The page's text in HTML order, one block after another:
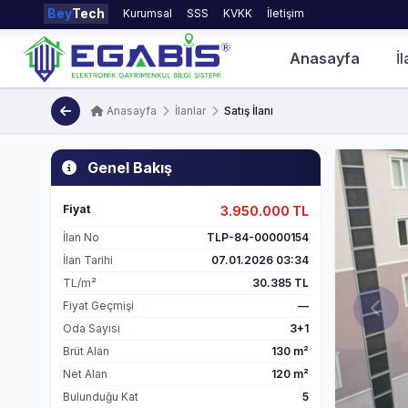
BeyTech Kurumsal SSS KVKK İletişim
Anasayfa
Anasayfa İlanlar Satış İlanı
Genel Bakış
Fiyat 3.950.000 TL
İlan No
TLP-84-00000154
İlan Tarihi
07.01.2026 03:34
TL/m²
30.385 TL
Fiyat Geçmişi
—
Oda Sayısı
3+1
Brüt Alan
130 m²
Net Alan
120 m²
Bulunduğu Kat
5